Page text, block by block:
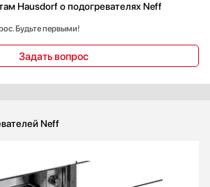
Hausdorf о подогревателях Neff
Будьте первыми!
Задать вопрос
Neff